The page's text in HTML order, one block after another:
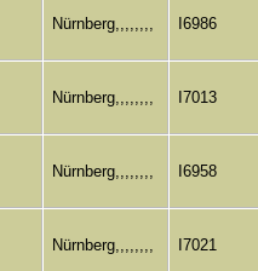
Nürnberg,,,,,,,, I6986
Nürnberg,,,,,,,, I7013
Nürnberg,,,,,,,, I6958
Nürnberg,,,,,,,, I7021